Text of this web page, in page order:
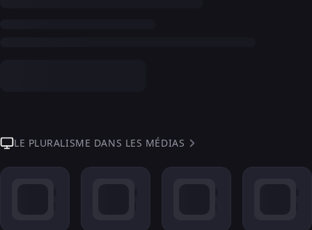
LE PLURALISME DANS LES MÉDIAS